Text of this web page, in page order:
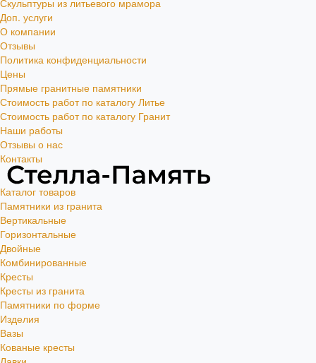
Скульптуры из литьевого мрамора
Доп. услуги
О компании
Отзывы
Политика конфиденциальности
Цены
Прямые гранитные памятники
Стоимость работ по каталогу Литье
Стоимость работ по каталогу Гранит
Наши работы
Отзывы о нас
Контакты
Каталог товаров
Памятники из гранита
Вертикальные
Горизонтальные
Двойные
Комбинированные
Кресты
Кресты из гранита
Памятники по форме
Изделия
Вазы
Кованые кресты